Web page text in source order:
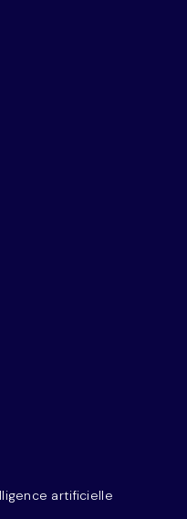
artificielle